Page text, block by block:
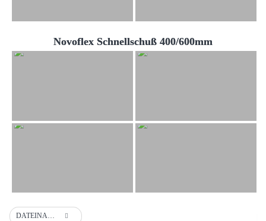
Novoflex Schnellschuß 400/600mm
DATEINAME